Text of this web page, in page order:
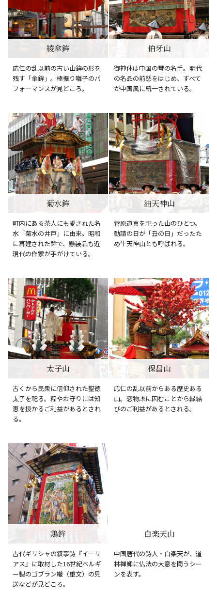
綾傘鉾
応仁の乱以前の古い山鉾の形を
残す「傘鉾」。棒振り囃子のパ
フォーマンスが見どころ。
伯牙山
御神体は中国の琴の名手。明代
の名品の前懸をはじめ、すべて
が中国風に統一されている。
菊水鉾
町内にある茶人にも愛された名
水「菊水の井戸」に由来。昭和
に再建された鉾で、懸装品も近
現代の作家が手がけている。
油天神山
菅原道真を祀った山のひとつ。
勧請の日が「丑の日」だったた
め牛天神山とも呼ばれる。
太子山
古くから民衆に信仰された聖徳
太子を祀る。粽やお守りには知
恵を授かるご利益があるとされ
る。
保昌山
応仁の乱以前からある歴史ある
山。恋物語に因むことから縁結
びのご利益があるとされる。
鶏鉾
古代ギリシャの叙事詩『イーリ
アス』に取材した16世紀ベルギ
ー製のゴブラン織（重文）の見
送などが見どころ。
白楽天山
中国唐代の詩人・白楽天が、道
林禅師に仏法の大意を問うシー
ンを表す。